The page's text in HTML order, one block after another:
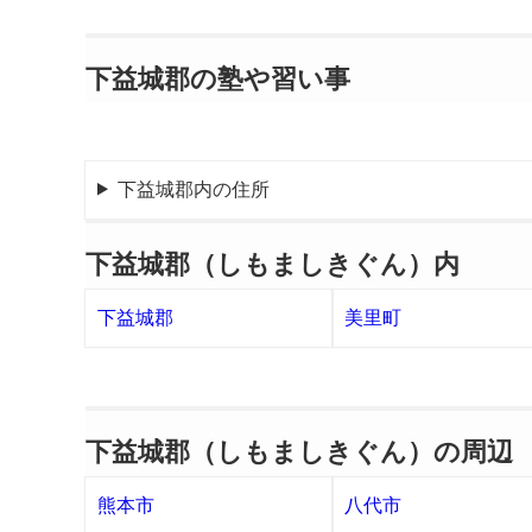
下益城郡の塾や習い事
下益城郡内の住所
下益城郡（しもましきぐん）内
下益城郡 美里町
下益城郡（しもましきぐん）の周辺
熊本市 八代市